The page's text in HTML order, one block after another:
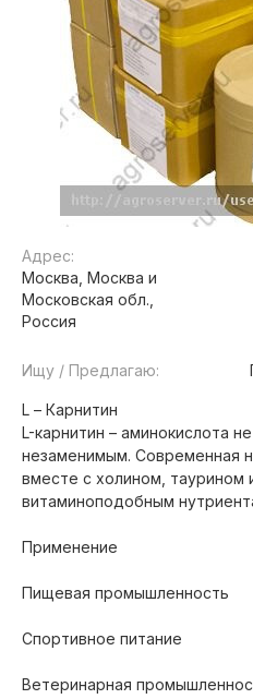
Адрес:
Москва, Москва и
Московская обл.,
Россия
Ищу / Предлагаю:
L – Карнитин
L-карнитин – аминокислота
незаменимым. Современная
вместе с холином, таурином
витаминоподобным
Применение
Пищевая промышленность
Спортивное питание
Ветеринарная